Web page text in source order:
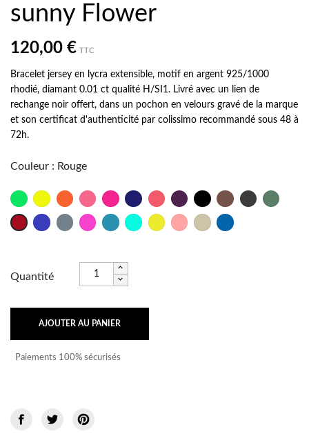
sunny Flower
120,00 € TTC
Bracelet jersey en lycra extensible, motif en argent 925/1000
rhodié, diamant 0.01 ct qualité H/SI1. Livré avec un lien de
rechange noir offert, dans un pochon en velours gravé de la marque
et son certificat d'authenticité par colissimo recommandé sous 48 à
72h.
Couleur : Rouge
Vert
Fluo
Jaune
Fluo
Orange
Fluo
Rose
Fluo
FushiaMarinePsychoBordeaux
Noir TaupeAnthraciteMilitaire
RougeOutre
Mer
TitaneRose
Shock
LagonCaraïbesBrésil
Frutti
Fluo
Sable
Bleu
Océan
Quantité
AJOUTER AU PANIER
Paiements 100% sécurisés